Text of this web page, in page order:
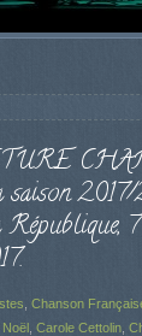
saison
Chanson
Noël Carole Cettolin